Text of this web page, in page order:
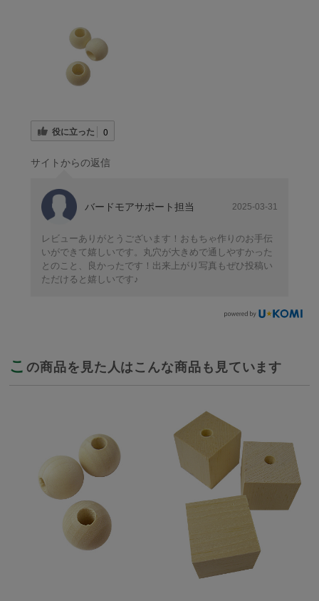
役に立った 0
サイトからの返信
バードモアサポート担当 2025-03-31
レビューありがとうございます！おもちゃ作りのお手伝
いができて嬉しいです。丸穴が大きめで通しやすかった
とのこと、良かったです！出来上がり写真もぜひ投稿い
ただけると嬉しいです♪
こ の商品を見た人はこんな商品も見ています